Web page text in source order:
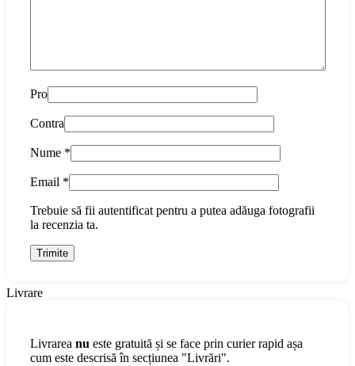
Pro
Contra
Nume *
Email *
Trebuie să fii autentificat pentru a putea adăuga fotografii
la recenzia ta.
Livrare
Livrarea nu este gratuită și se face prin curier rapid așa
cum este descrisă în secțiunea "Livrări".